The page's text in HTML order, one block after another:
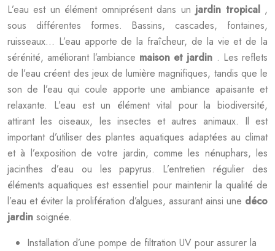
L’eau est un élément omniprésent dans un jardin tropical ,
sous différentes formes. Bassins, cascades, fontaines,
ruisseaux… L’eau apporte de la fraîcheur, de la vie et de la
sérénité, améliorant l’ambiance maison et jardin . Les reflets
de l’eau créent des jeux de lumière magnifiques, tandis que le
son de l’eau qui coule apporte une ambiance apaisante et
relaxante. L’eau est un élément vital pour la biodiversité,
attirant les oiseaux, les insectes et autres animaux. Il est
important d’utiliser des plantes aquatiques adaptées au climat
et à l’exposition de votre jardin, comme les nénuphars, les
jacinthes d’eau ou les papyrus. L’entretien régulier des
éléments aquatiques est essentiel pour maintenir la qualité de
l’eau et éviter la prolifération d’algues, assurant ainsi une déco
jardin soignée.
Installation d’une pompe de filtration UV pour assurer la